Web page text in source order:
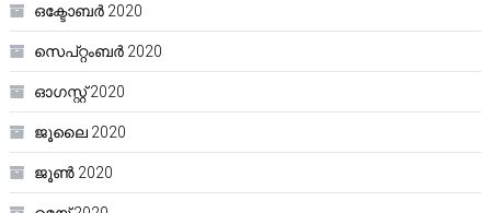
ഒക്ടോബർ 2020
സെപ്റ്റംബർ 2020
ഓഗസ്റ്റ്‌ 2020
ജൂലൈ 2020
ജൂൺ 2020